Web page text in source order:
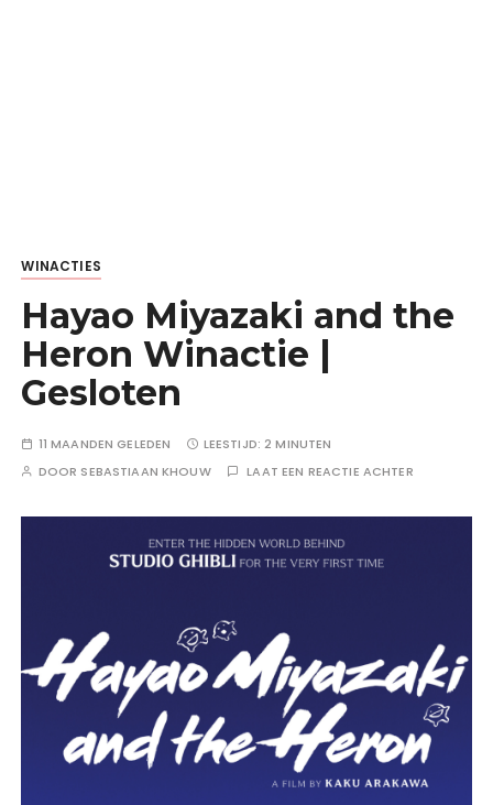
WINACTIES
Hayao Miyazaki and the
Heron Winactie |
Gesloten
11 MAANDEN GELEDEN LEESTIJD:2 MINUTEN
DOOR SEBASTIAAN KHOUW LAAT EEN REACTIE ACHTER